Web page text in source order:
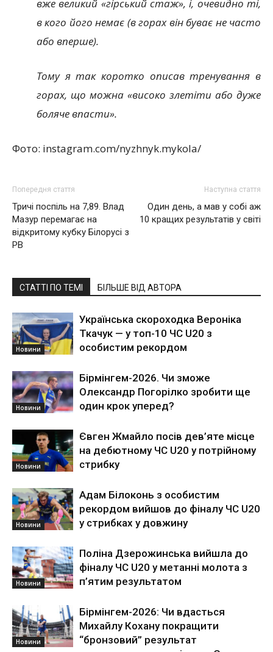
вже великий «гірський стаж», і, очевидно ті,
в кого його немає (в горах він буває не часто
або вперше).
Тому я так коротко описав тренування в
горах, що можна «високо злетіти або дуже
боляче впасти».
Фото: instagram.com/nyzhnyk.mykola/
Попередня стаття
Тричі поспіль на 7,89. Влад
Мазур перемагає на
відкритому кубку Білорусі з
PB
Наступна стаття
Один день, а мав у собі аж
10 кращих результатів у світі
СТАТТІ ПО ТЕМІ БІЛЬШЕ ВІД АВТОРА
Новини
Українська скороходка Вероніка
Ткачук — у топ-10 ЧС U20 з
особистим рекордом
Новини
Бірмінгем-2026. Чи зможе
Олександр Погорілко зробити ще
один крок уперед?
Новини
Євген Жмайло посів дев’яте місце
на дебютному ЧС U20 у потрійному
стрибку
Новини
Адам Білоконь з особистим
рекордом вийшов до фіналу ЧС U20
у стрибках у довжину
Новини
Поліна Дзерожинська вийшла до
фіналу ЧС U20 у метанні молота з
п’ятим результатом
Новини
Бірмінгем-2026: Чи вдасться
Михайлу Кохану покращити
“бронзовий” результат